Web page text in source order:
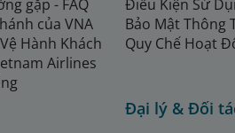
gặp - FAQ
của VNA
Hành Khách
Airlines
Điều Kiện Sử
Bảo Mật Thông
Quy Chế Hoạt
Đại lý & Đối